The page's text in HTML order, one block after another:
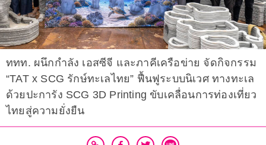
ททท. ผนึกกำลัง เอสซีจี และภาคีเครือข่าย จัดกิจกรรม
“TAT x SCG รักษ์ทะเลไทย” ฟื้นฟูระบบนิเวศ ทางทะเล
ด้วยปะการัง SCG 3D Printing ขับเคลื่อนการท่องเที่ยว
ไทยสู่ความยั่งยืน